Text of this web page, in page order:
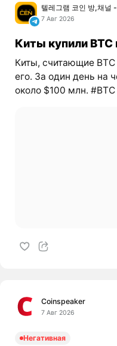
텔레그램 코인 방,채널
7 Авг 2026
Киты купили BTC
Киты, считающие
его. За один день на
около $100 млн. #BTC
Coinspeaker
7 Авг 2026
Негативная